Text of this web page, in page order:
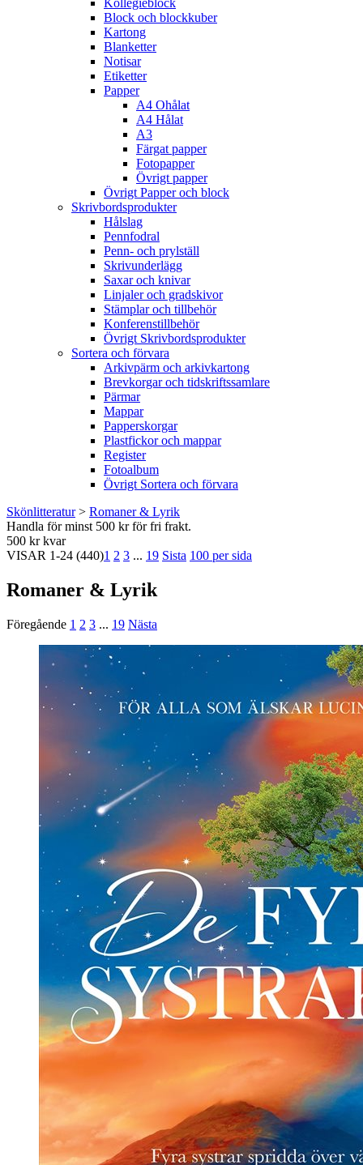
Kollegieblock
Block och blockkuber
Kartong
Blanketter
Notisar
Etiketter
Papper
A4 Ohålat
A4 Hålat
A3
Färgat papper
Fotopapper
Övrigt papper
Övrigt Papper och block
Skrivbordsprodukter
Hålslag
Pennfodral
Penn- och prylställ
Skrivunderlägg
Saxar och knivar
Linjaler och gradskivor
Stämplar och tillbehör
Konferenstillbehör
Övrigt Skrivbordsprodukter
Sortera och förvara
Arkivpärm och arkivkartong
Brevkorgar och tidskriftssamlare
Pärmar
Mappar
Papperskorgar
Plastfickor och mappar
Register
Fotoalbum
Övrigt Sortera och förvara
Skönlitteratur> Romaner & Lyrik
Handla för minst 500 kr för fri frakt.
500 kr kvar
VISAR 1-24 (440)1 2 3 ... 19 Sista 100 per sida
Romaner & Lyrik
Föregående 1 2 3 ... 19 Nästa